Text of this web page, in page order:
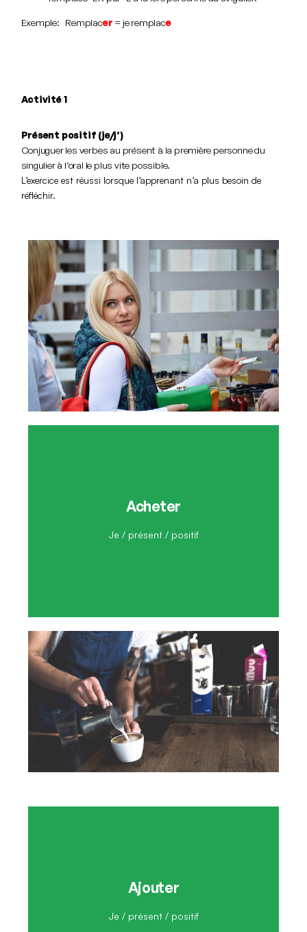
Exemple: Remplacer = je remplace
Activité 1
Présent positif (je/j’)
Conjuguer les verbes au présent à la première personne du
singulier à l’oral le plus vite possible.
L’exercice est réussi lorsque l’apprenant n’a plus besoin de
réfléchir.
Acheter
Je / présent / positif
Ajouter
Je / présent / positif